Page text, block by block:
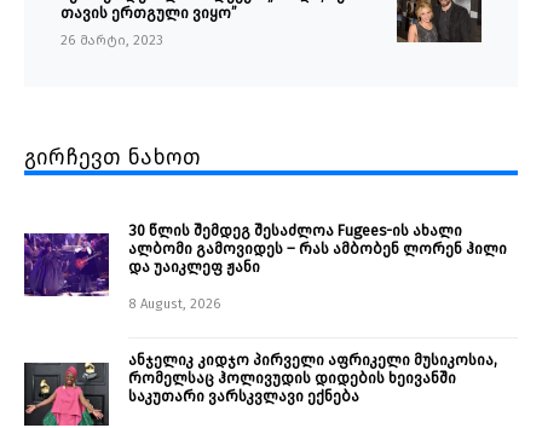
თავის ერთგული ვიყო”
26 მარტი, 2023
გირჩევთ ნახოთ
30 წლის შემდეგ შესაძლოა Fugees-ის ახალი
ალბომი გამოვიდეს – რას ამბობენ ლორენ ჰილი
და უაიკლეფ ჟანი
8 August, 2026
ანჯელიკ კიდჯო პირველი აფრიკელი მუსიკოსია,
რომელსაც ჰოლივუდის დიდების ხეივანში
საკუთარი ვარსკვლავი ექნება